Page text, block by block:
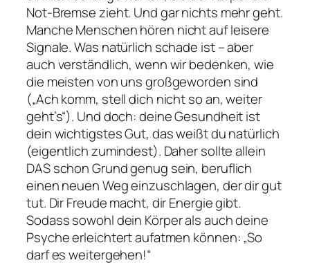
Not-Bremse zieht. Und gar nichts mehr geht.
Manche Menschen hören nicht auf leisere
Signale. Was natürlich schade ist – aber
auch verständlich, wenn wir bedenken, wie
die meisten von uns großgeworden sind
(„Ach komm, stell dich nicht so an, weiter
geht’s“). Und doch: deine Gesundheit ist
dein wichtigstes Gut, das weißt du natürlich
(eigentlich zumindest). Daher sollte allein
DAS schon Grund genug sein, beruflich
einen neuen Weg einzuschlagen, der dir gut
tut. Dir Freude macht, dir Energie gibt.
Sodass sowohl dein Körper als auch deine
Psyche erleichtert aufatmen können: „So
darf es weitergehen!“